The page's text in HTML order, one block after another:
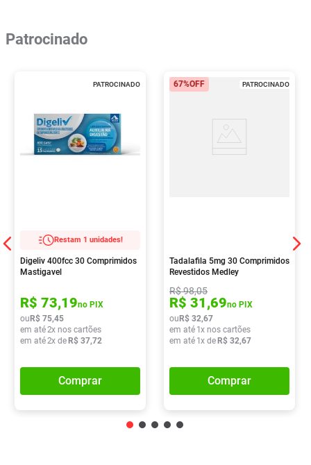
Patrocinado
PATROCINADO
Restam 1 unidades!
Digeliv 400fcc 30 Comprimidos
Mastigavel
R$ 73,19no PIX
ou R$ 75,45
em até2x nos cartões
em até2x de R$ 37,72
Comprar
PATROCINADO
67%OFF
Tadalafila 5mg 30 Comprimidos
Revestidos Medley
R$98,05
R$ 31,69no PIX
ou R$ 32,67
em até 1x nos cartões
em até 1x de R$ 32,67
Comprar